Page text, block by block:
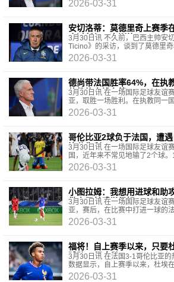
2026-03-31
安切洛蒂：莫德里奇上赛季
席过任何一次训练
3月30日讯 不久前，巴西主帅安
Ticino》的采访，谈到了莫德里
说：“莫德里奇是一个特例。上赛
2026-03-31
德尚带法国胜率64%，在执
的教练中排名第6
3月30日讯 在一场国际足球友谊
亚，取胜一场胜利。在执教同一
练中，法国主帅德尚的胜率是
2026-03-31
哥伦比亚2球负于法国，遭
比分失利
3月30日讯 在一场国际足球友谊
国，近年来不常见地输了2个球
2020年11月17日对阵厄瓜多尔（
2026-03-31
小图拉姆：我想用进球和助
做出贡献感觉很好
3月30日讯 在一场国际足球友谊
亚，赛后，在比赛中打进一球的
体的采访。小图拉姆说道：“我们
2026-03-31
福将！自上赛季以来，只要
球队23场全胜
3月30日讯 在法国3-1哥伦比亚的
数据显示，自上赛季以来，杜埃
只要取得进球，他所效力的球队
2026-03-31